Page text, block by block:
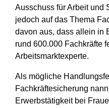
Ausschuss für Arbeit und
jedoch auf das Thema
davon aus, dass allein in
rund 600.000 Fachkräfte
Arbeitsmarktexperte.
Als mögliche
Fachkräftesicherung
Erwerbstätigkeit bei